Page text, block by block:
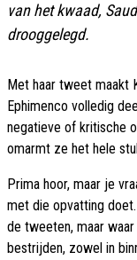
van het kwaad,
drooggelegd.
Met haar tweet maakt
Ephimenco volledig
negatieve of kritische
omarmt ze het hele
Prima hoor, maar je
met die opvatting
de tweeten, maar
bestrijden, zowel in